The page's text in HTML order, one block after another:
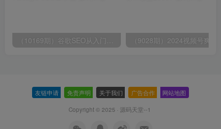
友链申请 免责声明 关于我们 广告合作 网站地图
Copyright © 2025 · 源码天堂--1